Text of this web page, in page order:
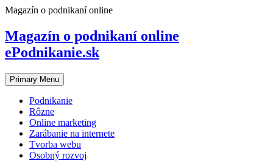
Skip
content
Magazín o podnikaní online
Magazín o podnikaní online
ePodnikanie.sk
Primary Menu
Podnikanie
Rôzne
Online marketing
Zarábanie na internete
Tvorba webu
Osobný rozvoj